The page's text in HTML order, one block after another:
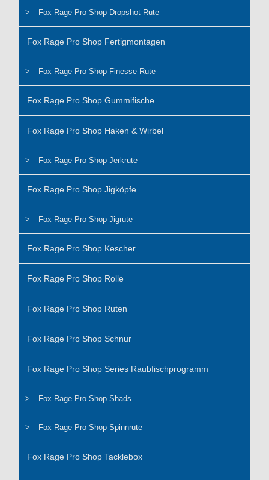
Fox Rage Pro Shop Dropshot Rute
Fox Rage Pro Shop Fertigmontagen
Fox Rage Pro Shop Finesse Rute
Fox Rage Pro Shop Gummifische
Fox Rage Pro Shop Haken & Wirbel
Fox Rage Pro Shop Jerkrute
Fox Rage Pro Shop Jigköpfe
Fox Rage Pro Shop Jigrute
Fox Rage Pro Shop Kescher
Fox Rage Pro Shop Rolle
Fox Rage Pro Shop Ruten
Fox Rage Pro Shop Schnur
Fox Rage Pro Shop Series Raubfischprogramm
Fox Rage Pro Shop Shads
Fox Rage Pro Shop Spinnrute
Fox Rage Pro Shop Tacklebox